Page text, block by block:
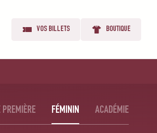
VOS BILLETS BOUTIQUE
PREMIÈRE FÉMININ ACADÉMIE